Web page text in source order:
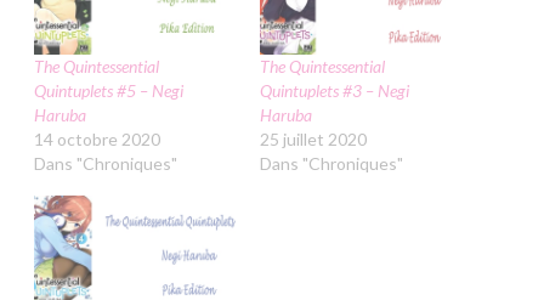
The Quintessential
Quintuplets #5 – Negi
Haruba
14 octobre 2020
Dans "Chroniques"
The Quintessential
Quintuplets #3 – Negi
Haruba
25 juillet 2020
Dans "Chroniques"